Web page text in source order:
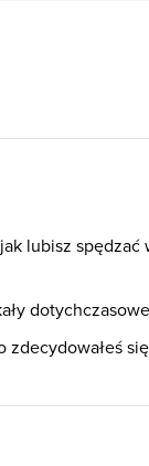
lubisz spędzać